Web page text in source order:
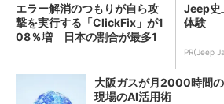
エラー解消のつもりが自ら攻
撃を実行する「ClickFix」が1
08％増 日本の割合が最多1
Jeep史
体験
PR(Jeep
大阪ガスが月2000時間
現場のAI活用術